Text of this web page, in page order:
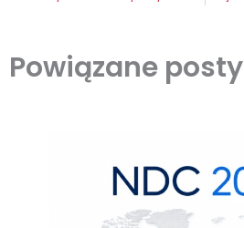
Powiązane posty